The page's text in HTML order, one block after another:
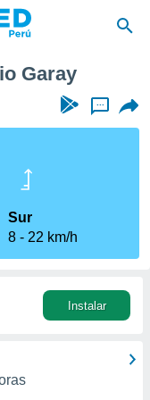
Garay
...
Sur
8
22 km/h
Instalar